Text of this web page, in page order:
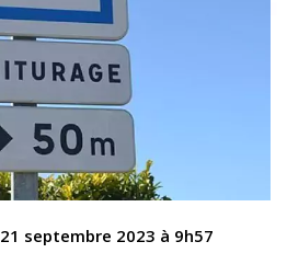
21 septembre 2023 à 9h57